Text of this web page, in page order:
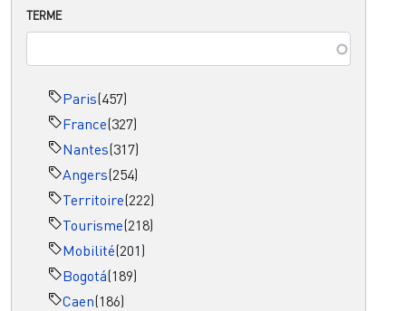
TERME
Paris(457)
France(327)
Nantes(317)
Angers(254)
Territoire(222)
Tourisme(218)
Mobilité(201)
Bogotá(189)
Caen(186)